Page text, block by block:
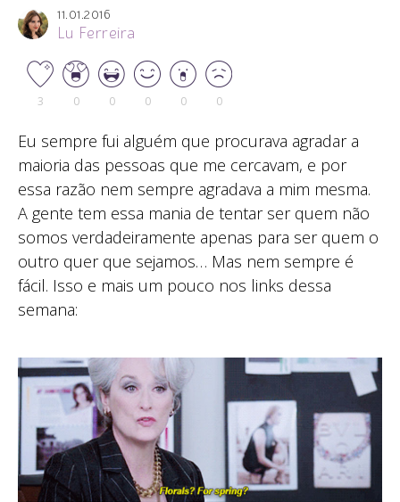
11.01.2016
Lu Ferreira
3 0 0 0 0 0
Eu sempre fui alguém que procurava agradar a
maioria das pessoas que me cercavam, e por
essa razão nem sempre agradava a mim mesma.
A gente tem essa mania de tentar ser quem não
somos verdadeiramente apenas para ser quem o
outro quer que sejamos… Mas nem sempre é
fácil. Isso e mais um pouco nos links dessa
semana: